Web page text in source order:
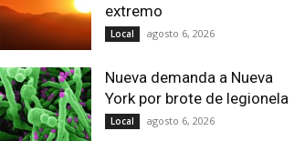
extremo
Local agosto 6, 2026
Nueva demanda a Nueva
York por brote de legionela
Local agosto 6, 2026